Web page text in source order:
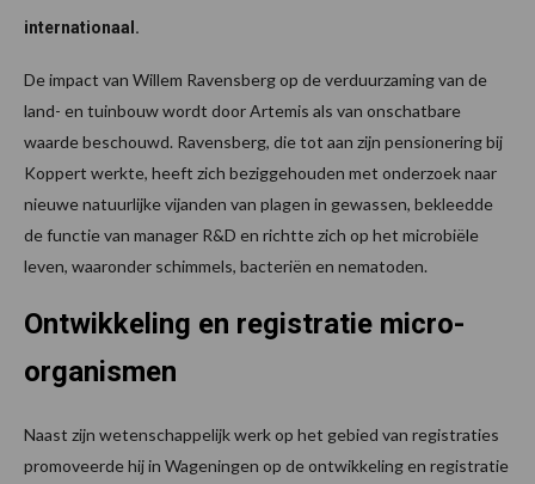
internationaal.
De impact van Willem Ravensberg op de verduurzaming van de
land- en tuinbouw wordt door Artemis als van onschatbare
waarde beschouwd. Ravensberg, die tot aan zijn pensionering bij
Koppert werkte, heeft zich beziggehouden met onderzoek naar
nieuwe natuurlijke vijanden van plagen in gewassen, bekleedde
de functie van manager R&D en richtte zich op het microbiële
leven, waaronder schimmels, bacteriën en nematoden.
Ontwikkeling en registratie micro-
organismen
Naast zijn wetenschappelijk werk op het gebied van registraties
promoveerde hij in Wageningen op de ontwikkeling en registratie